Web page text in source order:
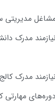
سطح
مدرک
مدرک کالج یا
مهارتی